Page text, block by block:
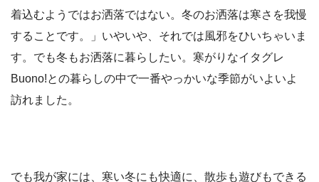
着込むようではお洒落ではない。冬のお洒落は寒さを我慢
することです。」いやいや、それでは風邪をひいちゃいま
す。でも冬もお洒落に暮らしたい。寒がりなイタグレ
Buono!との暮らしの中で一番やっかいな季節がいよいよ
訪れました。
でも我が家には、寒い冬にも快適に、散歩も遊びもできる